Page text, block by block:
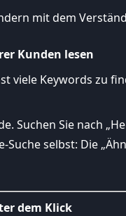
mit dem
Kunden lesen
viele Keywords zu
Suchen Sie nach
selbst: Die
dem Klick